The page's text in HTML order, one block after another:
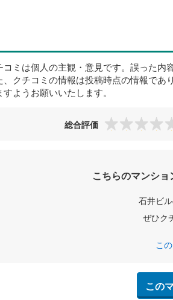
コミは個人の主観・意見です。誤った
、クチコミの情報は投稿時点の情報で
ようお願いいたします。
総合評価
こちらのマンショ
石井ビ
ぜひク
こ
この